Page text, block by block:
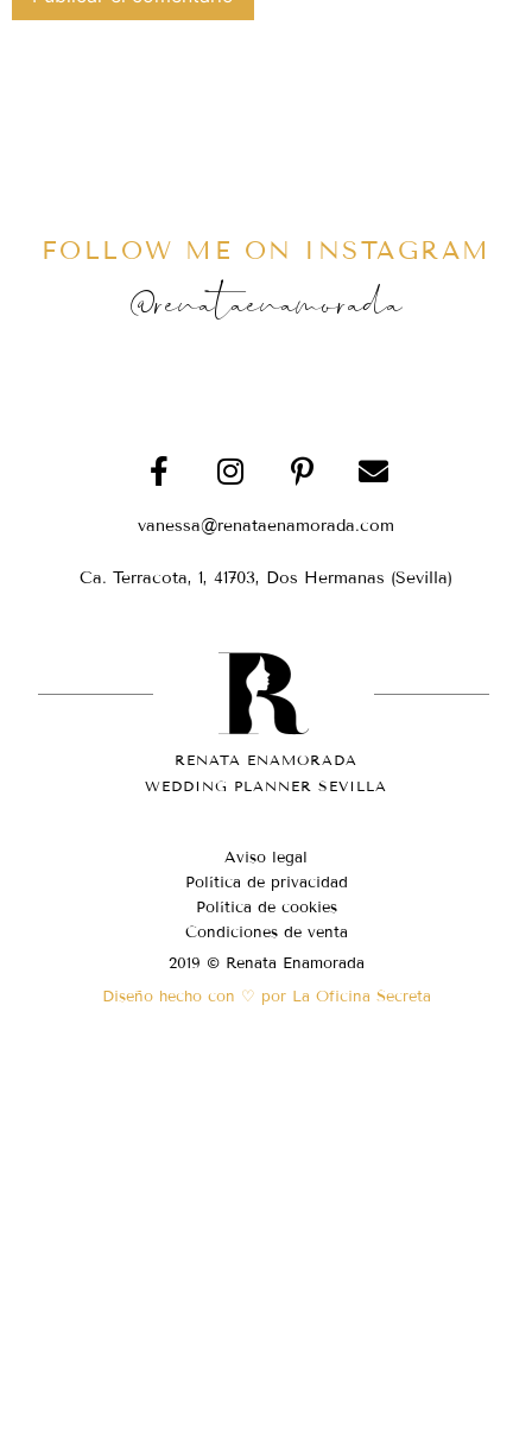
FOLLOW ME ON INSTAGRAM
@renataenamorada
vanessa@renataenamorada.com
Ca. Terracota, 1, 41703, Dos Hermanas (Sevilla)
RENATA ENAMORADA
WEDDING PLANNER SEVILLA
Aviso legal
Política de privacidad
Política de cookies
Condiciones de venta
2019 © Renata Enamorada
Diseño hecho con ♡ por La Oficina Secreta